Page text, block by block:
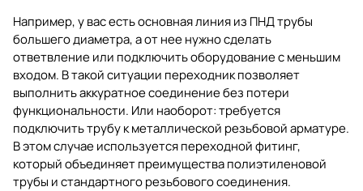
Например, у вас есть основная линия из ПНД трубы
большего диаметра, а от нее нужно сделать
ответвление или подключить оборудование с меньшим
входом. В такой ситуации переходник позволяет
выполнить аккуратное соединение без потери
функциональности. Или наоборот: требуется
подключить трубу к металлической резьбовой арматуре.
В этом случае используется переходной фитинг,
который объединяет преимущества полиэтиленовой
трубы и стандартного резьбового соединения.